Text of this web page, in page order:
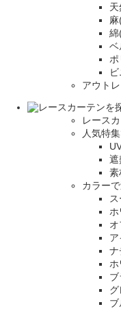
綿
ベ
アウト
レース
人気特
遮
素
カラー
ナ